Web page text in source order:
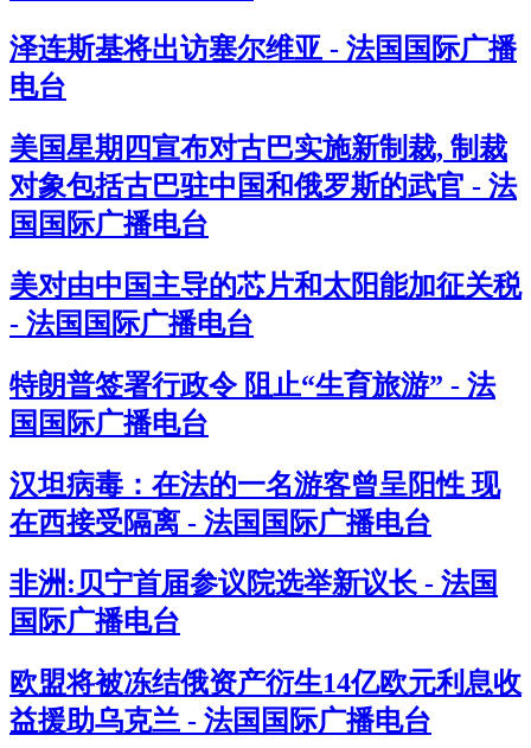
泽连斯基将出访塞尔维亚 - 法国国际广播
电台
美国星期四宣布对古巴实施新制裁, 制裁
对象包括古巴驻中国和俄罗斯的武官 - 法
国国际广播电台
美对由中国主导的芯片和太阳能加征关税
- 法国国际广播电台
特朗普签署行政令 阻止“生育旅游” - 法
国国际广播电台
汉坦病毒：在法的一名游客曾呈阳性 现
在西接受隔离 - 法国国际广播电台
非洲:贝宁首届参议院选举新议长 - 法国
国际广播电台
欧盟将被冻结俄资产衍生14亿欧元利息收
益援助乌克兰 - 法国国际广播电台